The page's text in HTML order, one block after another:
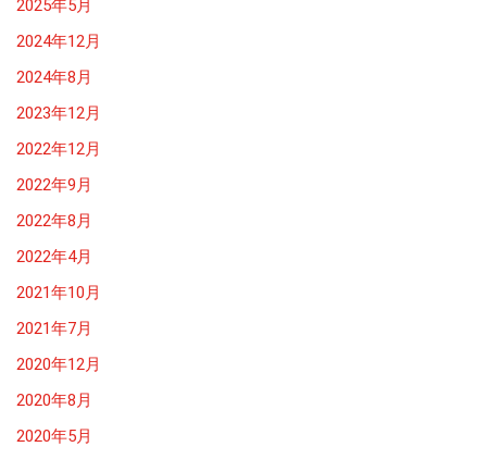
2025年5月
2024年12月
2024年8月
2023年12月
2022年12月
2022年9月
2022年8月
2022年4月
2021年10月
2021年7月
2020年12月
2020年8月
2020年5月